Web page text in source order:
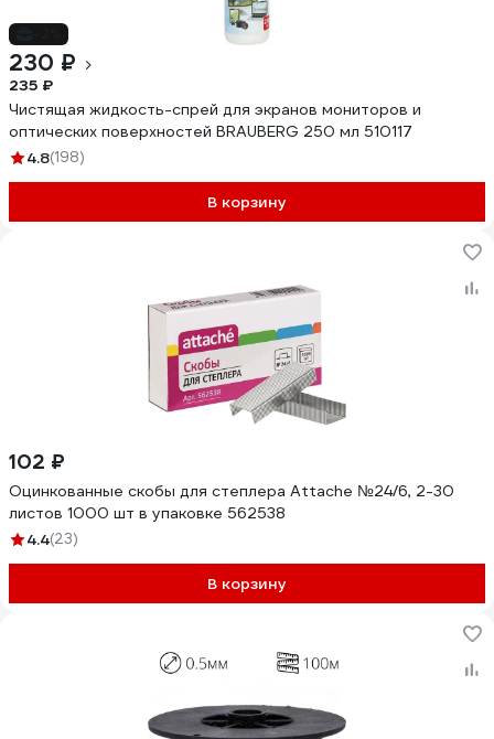
230 ₽
235 ₽
Чистящая жидкость-спрей для экранов мониторов и
оптических поверхностей BRAUBERG 250 мл 510117
4.8(198)
В корзину
102 ₽
Оцинкованные скобы для степлера Attache №24/6, 2-30
листов 1000 шт в упаковке 562538
4.4(23)
В корзину